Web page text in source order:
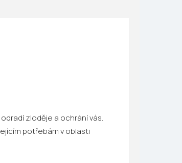
zloděje a ochrání vás.
potřebám v oblasti